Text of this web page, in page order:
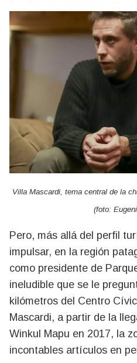
Villa Mascardi, tema central de la
(foto:
Pero, más allá del perfil
impulsar, en la región
como presidente de
ineludible que se le
kilómetros del Centro
Mascardi, a partir de la
Winkul Mapu en 2017, la
incontables artículos en